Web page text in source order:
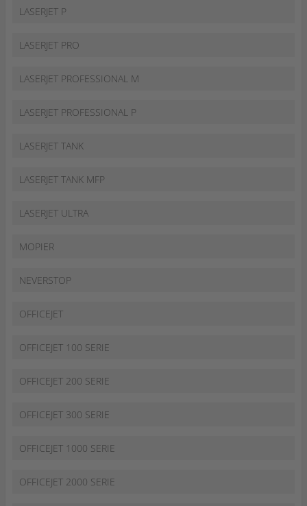
LASERJET P
LASERJET PRO
LASERJET PROFESSIONAL M
LASERJET PROFESSIONAL P
LASERJET TANK
LASERJET TANK MFP
LASERJET ULTRA
MOPIER
NEVERSTOP
OFFICEJET
OFFICEJET 100 SERIE
OFFICEJET 200 SERIE
OFFICEJET 300 SERIE
OFFICEJET 1000 SERIE
OFFICEJET 2000 SERIE